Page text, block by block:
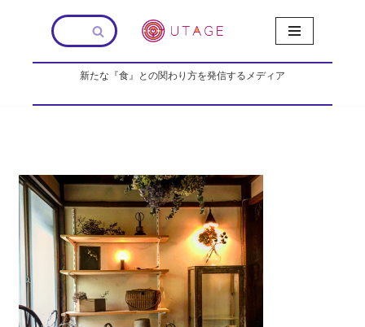
ッ
プ
新たな『食』との関わり方を発信するメディア